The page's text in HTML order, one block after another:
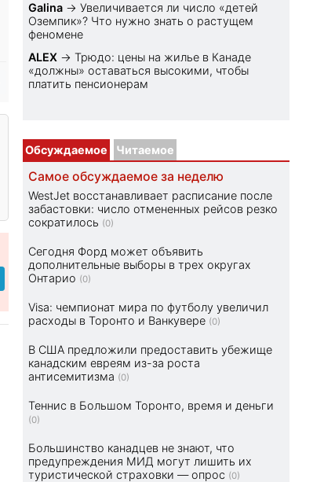
Galina →Увеличивается ли число «детей
Оземпик»? Что нужно знать о растущем
феномене
ALEX →Трюдо: цены на жилье в Канаде
«должны» оставаться высокими, чтобы
платить пенсионерам
Обсуждаемое Читаемое
Самое обсуждаемое за неделю
WestJet восстанавливает расписание после
забастовки: число отмененных рейсов резко
сократилось (0)
Сегодня Форд может объявить
дополнительные выборы в трех округах
Онтарио (0)
Visa: чемпионат мира по футболу увеличил
расходы в Торонто и Ванкувере (0)
В США предложили предоставить убежище
канадским евреям из-за роста
антисемитизма (0)
Теннис в Большом Торонто, время и деньги
(0)
Большинство канадцев не знают, что
предупреждения МИД могут лишить их
туристической страховки — опрос (0)